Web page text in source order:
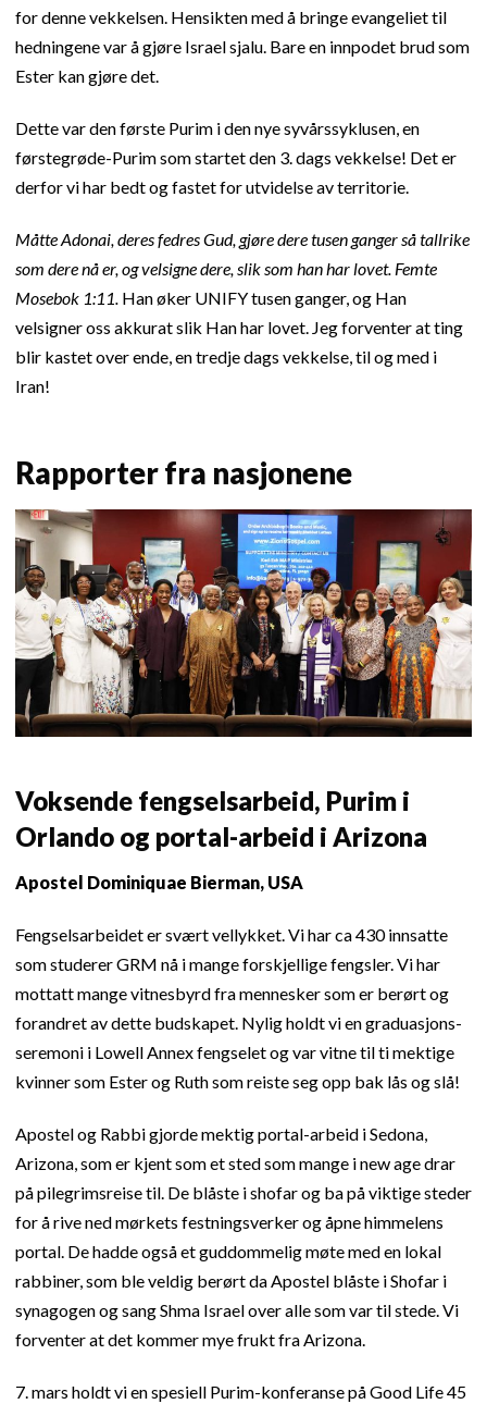
for denne vekkelsen. Hensikten med å bringe evangeliet til
hedningene var å gjøre Israel sjalu. Bare en innpodet brud som
Ester kan gjøre det.
Dette var den første Purim i den nye syvårssyklusen, en
førstegrøde-Purim som startet den 3. dags vekkelse! Det er
derfor vi har bedt og fastet for utvidelse av territorie.
Måtte Adonai, deres fedres Gud, gjøre dere tusen ganger så tallrike
som dere nå er, og velsigne dere, slik som han har lovet. Femte
Mosebok 1:11. Han øker UNIFY tusen ganger, og Han
velsigner oss akkurat slik Han har lovet. Jeg forventer at ting
blir kastet over ende, en tredje dags vekkelse, til og med i
Iran!
Rapporter fra nasjonene
Voksende fengselsarbeid, Purim i
Orlando og portal-arbeid i Arizona
Apostel Dominiquae Bierman, USA
Fengselsarbeidet er svært vellykket. Vi har ca 430 innsatte
som studerer GRM nå i mange forskjellige fengsler. Vi har
mottatt mange vitnesbyrd fra mennesker som er berørt og
forandret av dette budskapet. Nylig holdt vi en graduasjons-
seremoni i Lowell Annex fengselet og var vitne til ti mektige
kvinner som Ester og Ruth som reiste seg opp bak lås og slå!
Apostel og Rabbi gjorde mektig portal-arbeid i Sedona,
Arizona, som er kjent som et sted som mange i new age drar
på pilegrimsreise til. De blåste i shofar og ba på viktige steder
for å rive ned mørkets festningsverker og åpne himmelens
portal. De hadde også et guddommelig møte med en lokal
rabbiner, som ble veldig berørt da Apostel blåste i Shofar i
synagogen og sang Shma Israel over alle som var til stede. Vi
forventer at det kommer mye frukt fra Arizona.
7. mars holdt vi en spesiell Purim-konferanse på Good Life 45